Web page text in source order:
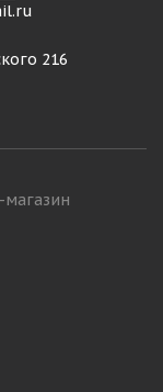
216
магазин